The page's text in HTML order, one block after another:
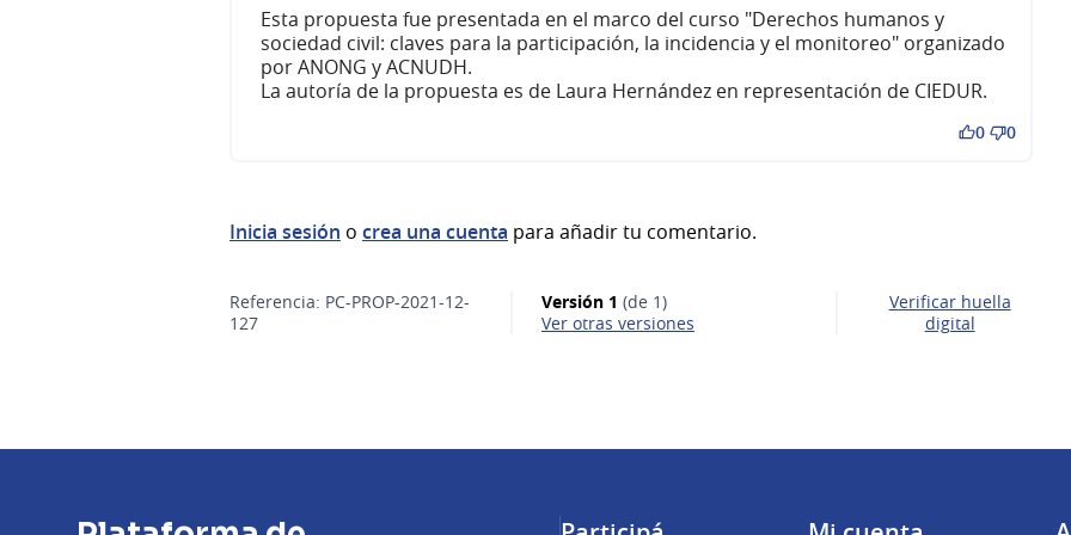
Esta propuesta fue presentada en el marco del curso "Derechos humanos y
sociedad civil: claves para la participación, la incidencia y el monitoreo" organizado
por ANONG y ACNUDH.
La autoría de la propuesta es de Laura Hernández en representación de CIEDUR.
0 0
Inicia sesión o crea una cuenta para añadir tu comentario.
Referencia: PC-PROP-2021-12-
127
Versión 1 (de 1)
ver otras versiones
Verificar huella
digital